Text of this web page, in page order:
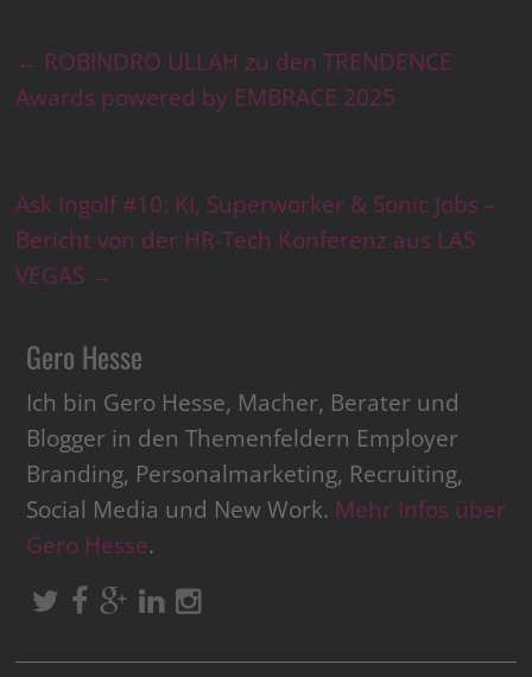
← ROBINDRO ULLAH zu den TRENDENCE
Awards powered by EMBRACE 2025
Ask Ingolf #10: KI, Superworker & Sonic Jobs –
Bericht von der HR-Tech Konferenz aus LAS
VEGAS →
Gero Hesse
Ich bin Gero Hesse, Macher, Berater und
Blogger in den Themenfeldern Employer
Branding, Personalmarketing, Recruiting,
Social Media und New Work. Mehr Infos über
Gero Hesse.